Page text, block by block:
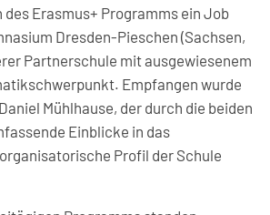
des Erasmus+ Programms ein Job
Dresden-Pieschen (Sachsen,
Partnerschule mit ausgewiesenem
Empfangen wurde
Mühlhause, der durch die beiden
Einblicke in das
Profil der Schule